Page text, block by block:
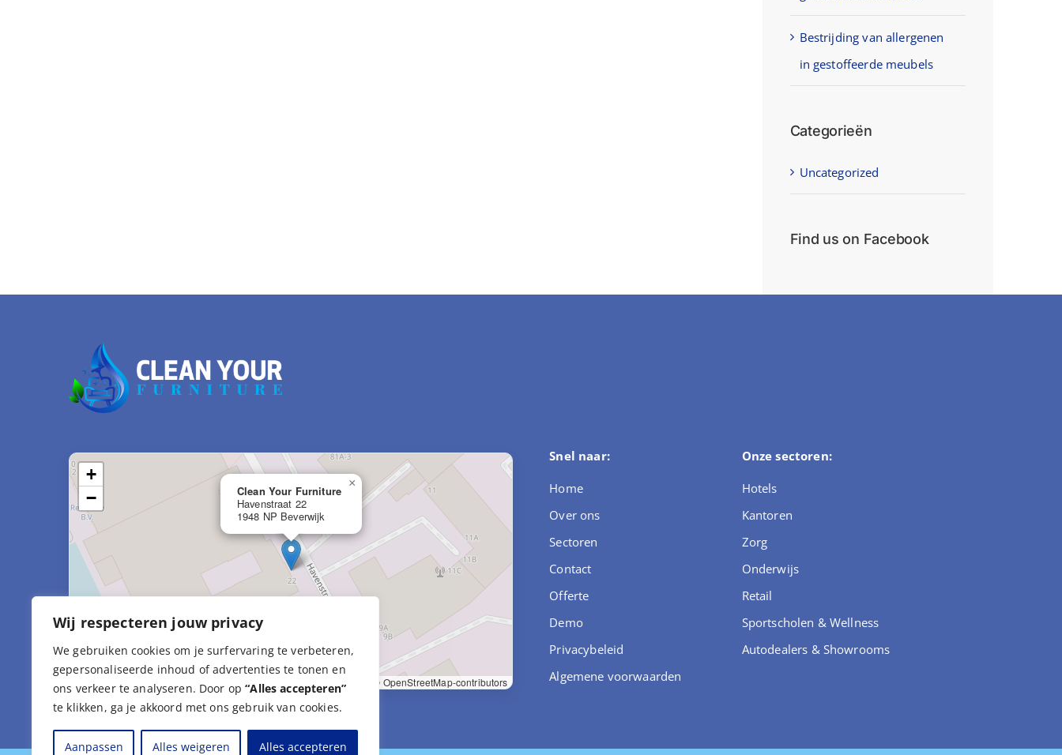
Wij respecteren jouw privacy
We gebruiken cookies om je surfervaring te verbeteren,
gepersonaliseerde inhoud of advertenties te tonen en
ons verkeer te analyseren. Door op“Alles accepteren”
te klikken, ga je akkoord met ons gebruik van cookies.
Aanpassen Alles weigeren Alles accepteren
Bestrijding van allergenen
in gestoffeerde meubels
Categorieën
Uncategorized
Find us on Facebook
Clean Your Furniture
Havenstraat 22
1948 NP Beverwijk
×
+
−
Leaflet © OpenStreetMap-contributors
Snel naar:
Home
Over ons
Sectoren
Contact
Offerte
Demo
Privacybeleid
Algemene voorwaarden
Onze sectoren:
Hotels
Kantoren
Zorg
Onderwijs
Retail
Sportscholen & Wellness
Autodealers & Showrooms